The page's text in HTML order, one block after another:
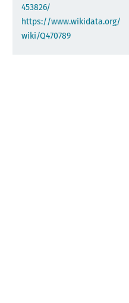
453826/
https://www.wikidata.org/
wiki/Q470789